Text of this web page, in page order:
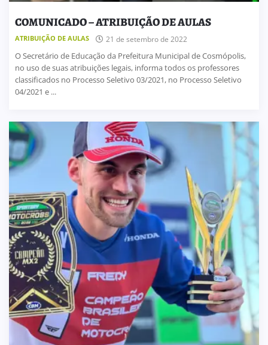
COMUNICADO – ATRIBUIÇÃO DE AULAS
ATRIBUIÇÃO DE AULAS 21 de setembro de 2022
O Secretário de Educação da Prefeitura Municipal de Cosmópolis,
no uso de suas atribuições legais, informa todos os professores
classificados no Processo Seletivo 03/2021, no Processo Seletivo
04/2021 e ...